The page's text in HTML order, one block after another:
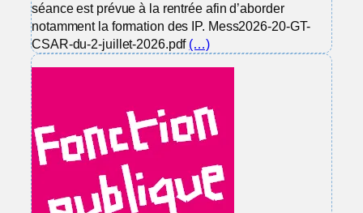
séance est prévue à la rentrée afin d’aborder
notamment la formation des IP. Mess2026-20-GT-
CSAR-du-2-juillet-2026.pdf (…)